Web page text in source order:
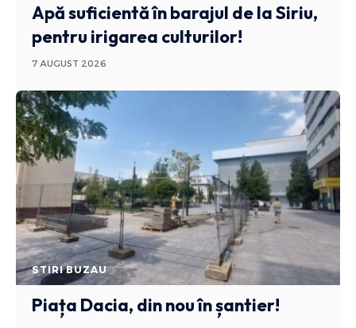
Apă suficientă în barajul de la Siriu,
pentru irigarea culturilor!
7 AUGUST 2026
STIRI BUZAU
Piața Dacia, din nou în șantier!